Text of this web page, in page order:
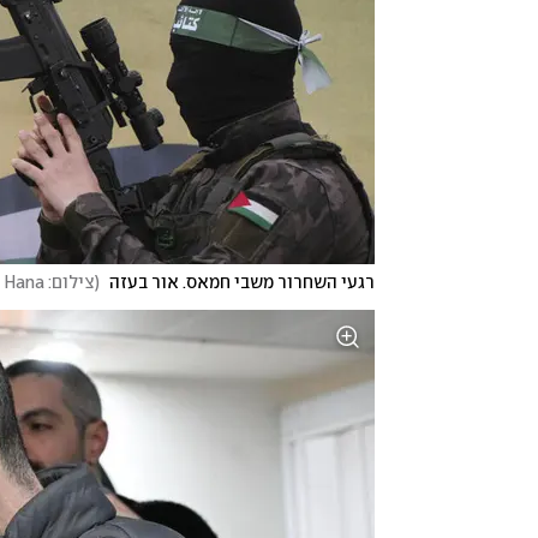
רגעי השחרור משבי חמאס. אור בעזה (צילום: AP Photo/Abdel Kareem Hana